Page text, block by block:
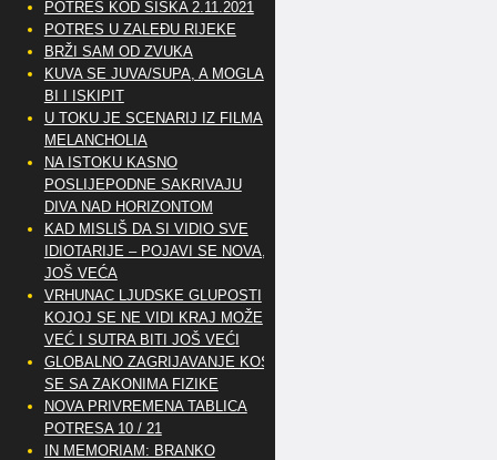
POTRES KOD SISKA 2.11.2021
POTRES U ZALEĐU RIJEKE
BRŽI SAM OD ZVUKA
KUVA SE JUVA/SUPA, A MOGLA
BI I ISKIPIT
U TOKU JE SCENARIJ IZ FILMA
MELANCHOLIA
NA ISTOKU KASNO
POSLIJEPODNE SAKRIVAJU
DIVA NAD HORIZONTOM
KAD MISLIŠ DA SI VIDIO SVE
IDIOTARIJE – POJAVI SE NOVA,..
JOŠ VEĆA
VRHUNAC LJUDSKE GLUPOSTI
KOJOJ SE NE VIDI KRAJ MOŽE
VEĆ I SUTRA BITI JOŠ VEĆI
GLOBALNO ZAGRIJAVANJE KOSI
SE SA ZAKONIMA FIZIKE
NOVA PRIVREMENA TABLICA
POTRESA 10 / 21
IN MEMORIAM: BRANKO